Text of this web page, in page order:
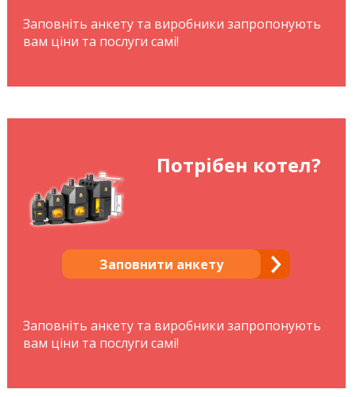
Заповніть анкету та виробники запропонують
вам ціни та послуги самі!
Потрібен котел?
Заповнити анкету
Заповніть анкету та виробники запропонують
вам ціни та послуги самі!